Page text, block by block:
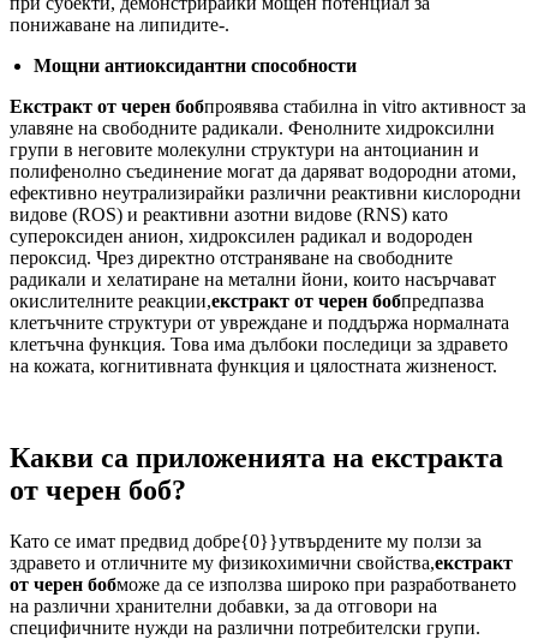
понижаване на липидите-.
Мощни антиоксидантни способности
Екстракт от черен бобпроявява стабилна in vitro активност за
улавяне на свободните радикали. Фенолните хидроксилни
групи в неговите молекулни структури на антоцианин и
полифенолно съединение могат да даряват водородни атоми,
ефективно неутрализирайки различни реактивни кислородни
видове (ROS) и реактивни азотни видове (RNS) като
супероксиден анион, хидроксилен радикал и водороден
пероксид. Чрез директно отстраняване на свободните
радикали и хелатиране на метални йони, които насърчават
окислителните реакции,екстракт от черен бобпредпазва
клетъчните структури от увреждане и поддържа нормалната
клетъчна функция. Това има дълбоки последици за здравето
на кожата, когнитивната функция и цялостната жизненост.
Какви са приложенията на екстракта
от черен боб?
Като се имат предвид добре{0}}утвърдените му ползи за
здравето и отличните му физикохимични свойства,екстракт
от черен бобможе да се използва широко при разработването
на различни хранителни добавки, за да отговори на
специфичните нужди на различни потребителски групи.